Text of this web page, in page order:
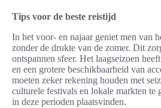
Tips voor de beste reistijd
In het voor- en najaar geniet men van
zonder de drukte van de zomer. Dit
ontspannen sfeer. Het laagseizoen
en een grotere beschikbaarheid van
moeten zeker rekening houden met
culturele festivals en lokale markten te
in deze perioden plaatsvinden.